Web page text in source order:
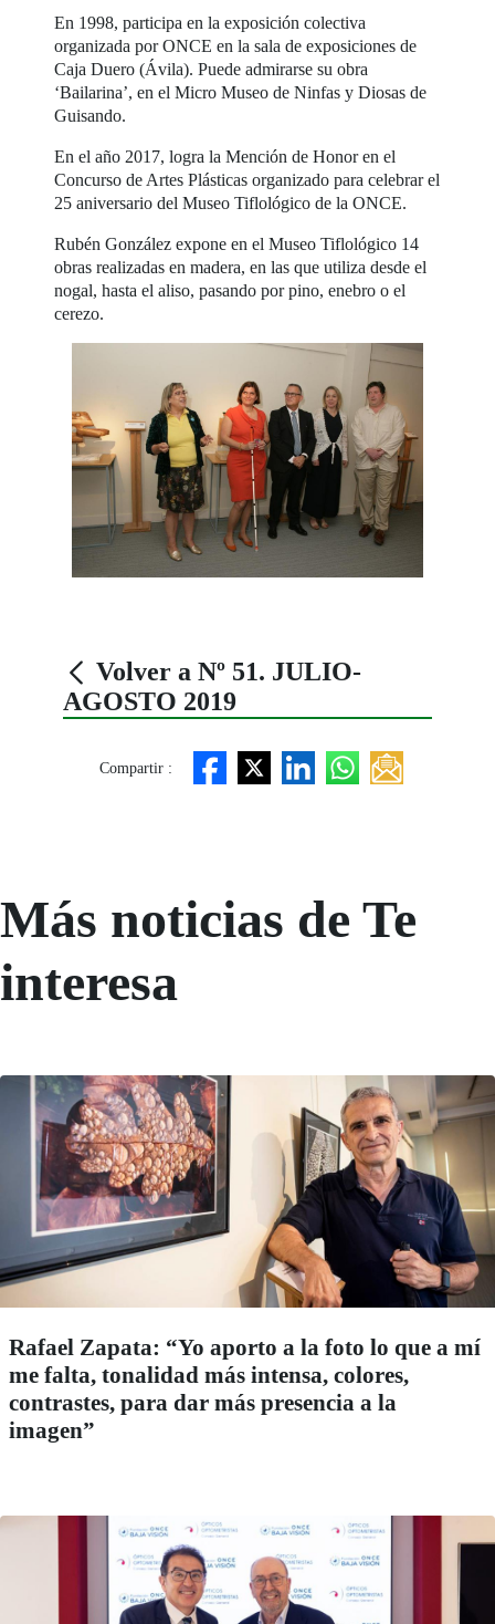
En 1998, participa en la exposición colectiva
organizada por ONCE en la sala de exposiciones de
Caja Duero (Ávila). Puede admirarse su obra
‘Bailarina’, en el Micro Museo de Ninfas y Diosas de
Guisando.
En el año 2017, logra la Mención de Honor en el
Concurso de Artes Plásticas organizado para celebrar el
25 aniversario del Museo Tiflológico de la ONCE.
Rubén González expone en el Museo Tiflológico 14
obras realizadas en madera, en las que utiliza desde el
nogal, hasta el aliso, pasando por pino, enebro o el
cerezo.
Volver a Nº 51. JULIO-
AGOSTO 2019
Compartir :
Más noticias de Te
interesa
Rafael Zapata: “Yo aporto a la foto lo que a mí
me falta, tonalidad más intensa, colores,
contrastes, para dar más presencia a la
imagen”